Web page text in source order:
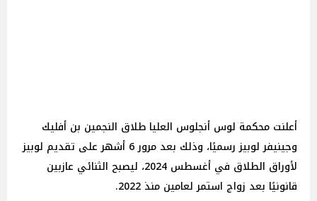
أعلنت محكمة لوس أنجلوس العليا طلاق النجمين بن أفليك
وجينيفر لوبيز رسميًا، وذلك بعد مرور 6 أشهر على تقديم لوبيز
لأوراق الطلاق في أغسطس 2024، ليصبح الثنائي عازبين
قانونيًا بعد زواج استمر لعامين منذ 2022.